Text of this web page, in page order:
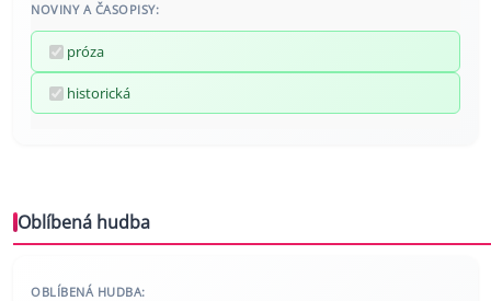
NOVINY A ČASOPISY:
próza
historická
Oblíbená hudba
OBLÍBENÁ HUDBA: